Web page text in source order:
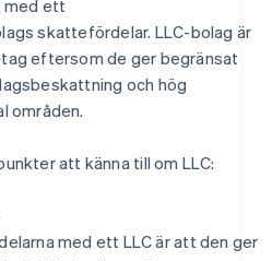
med ett
skattefördelar. LLC-bolag är
eftersom de ger begränsat
och hög
områden.
att känna till om LLC:
med ett LLC är att den ger